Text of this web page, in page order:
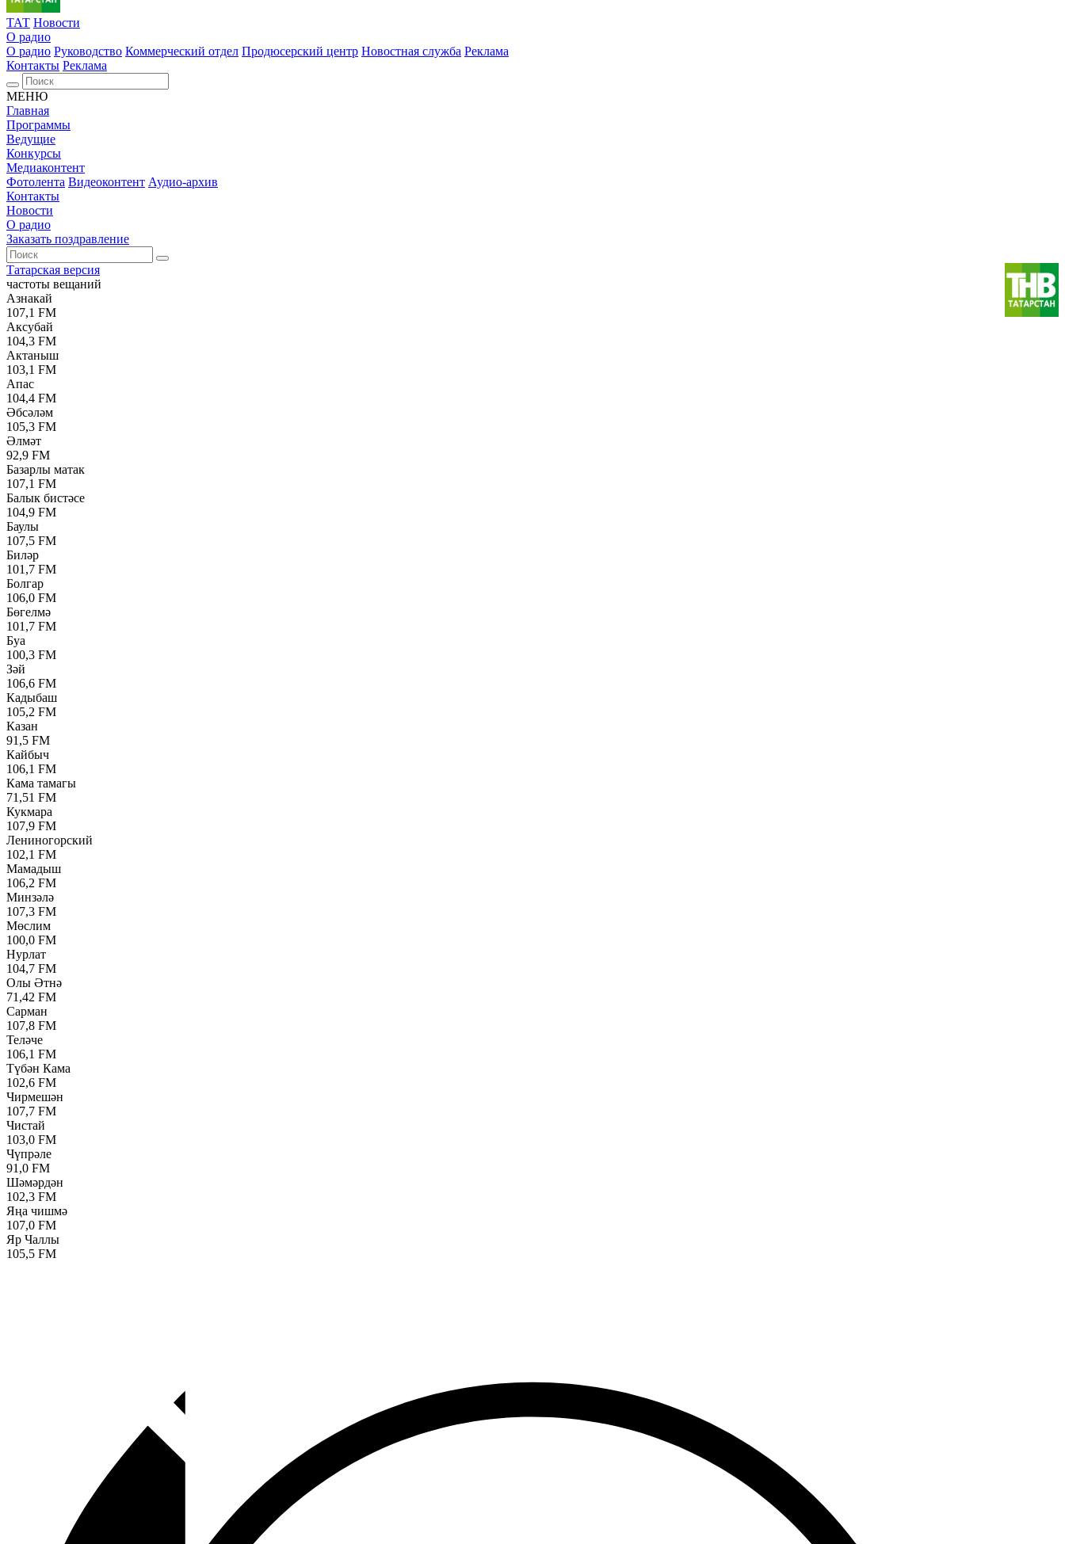
ТАТ Новости
О радио
О радио Руководство Коммерческий отдел Продюсерский центр Новостная служба Реклама
Контакты Реклама
МЕНЮ
Главная
Программы
Ведущие
Конкурсы
Медиаконтент
Фотолента Видеоконтент Аудио-архив
Контакты
Новости
О радио
Заказать поздравление
Татарская версия
частоты вещаний
Азнакай
107,1 FM
Аксубай
104,3 FM
Актаныш
103,1 FM
Апас
104,4 FM
Әбсәләм
105,3 FM
Әлмәт
92,9 FM
Базарлы матак
107,1 FM
Балык бистәсе
104,9 FM
Баулы
107,5 FM
Биләр
101,7 FM
Болгар
106,0 FM
Бөгелмә
101,7 FM
Буа
100,3 FM
Зәй
106,6 FM
Кадыбаш
105,2 FM
Казан
91,5 FM
Кайбыч
106,1 FM
Кама тамагы
71,51 FM
Кукмара
107,9 FM
Лениногорский
102,1 FM
Мамадыш
106,2 FM
Минзәлә
107,3 FM
Мөслим
100,0 FM
Нурлат
104,7 FM
Олы Әтнә
71,42 FM
Сарман
107,8 FM
Теләче
106,1 FM
Түбән Кама
102,6 FM
Чирмешән
107,7 FM
Чистай
103,0 FM
Чүпрәле
91,0 FM
Шәмәрдән
102,3 FM
Яңа чишмә
107,0 FM
Яр Чаллы
105,5 FM